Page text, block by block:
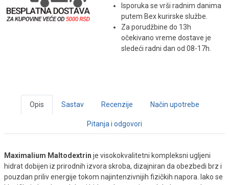
Isporuka se vrši radnim danima
putem Bex kurirske službe.
Za porudžbine do 13h
očekivano vreme dostave je
sledeći radni dan od 08-17h.
Opis Sastav Recenzije Način upotrebe
Pitanja i odgovori
Maximalium Maltodextrin je visokokvalitetni kompleksni ugljeni
hidrat dobijen iz prirodnih izvora skroba, dizajniran da obezbedi brz i
pouzdan priliv energije tokom najintenzivnijih fizičkih napora. Iako se